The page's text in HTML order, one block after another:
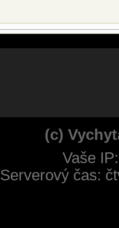
(c)
Vaše
Serverový čas: